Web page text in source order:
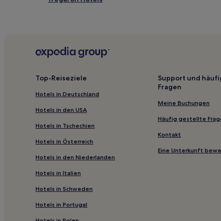
Penmachno Hotels
Harlech Hotels
Hotels nahe Lake Vyrnwy
Hotels nahe Dolgoch Falls
Hotels nahe Racecourse Ground
Argoed Hotels
Top-Reiseziele
Hotels in Deutschland
Hotels in den USA
Hotels in Tschechien
Hotels in Österreich
Hotels in den Niederlanden
Hotels in Italien
Hotels in Schweden
Hotels in Portugal
Support und
Fragen
Meine Buchungen
Häufig gestellte
Kontakt
Eine Unterkunft